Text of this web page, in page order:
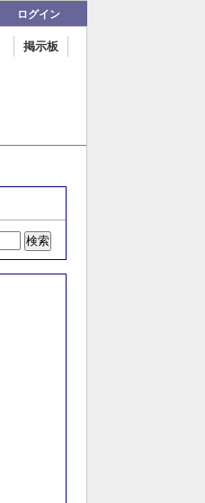
ログイン
掲示板